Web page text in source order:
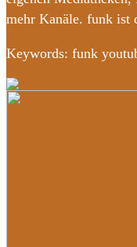
mehr Kanäle. funk ist
Keywords: funk